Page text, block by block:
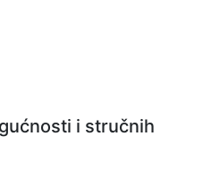
i stručnih